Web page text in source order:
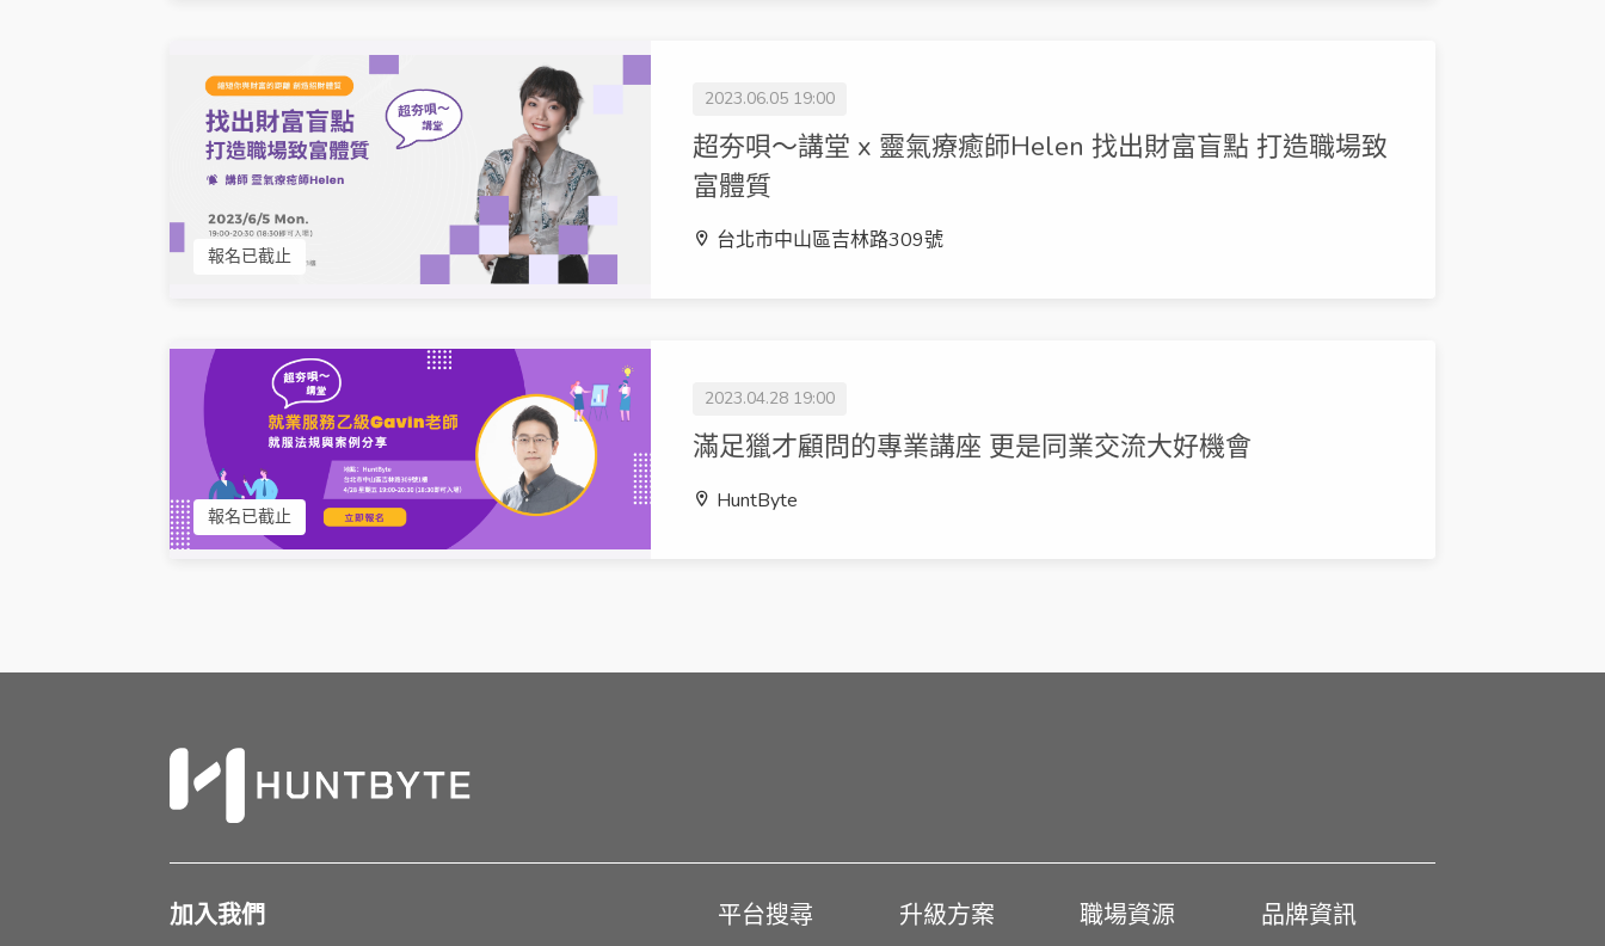
報名已截止
2023.06.05 19:00
超夯唄～講堂 x 靈氣療癒師Helen 找出財富盲點 打造職場致
富體質
台北市中山區吉林路309號
報名已截止
2023.04.28 19:00
滿足獵才顧問的專業講座 更是同業交流大好機會
HuntByte
加入我們 平台搜尋 升級方案 職場資源 品牌資訊